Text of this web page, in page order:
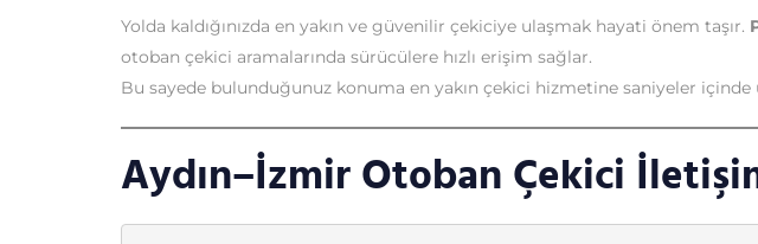
Yolda kaldığınızda en yakın ve güvenilir çekiciye ulaşmak hayati önem taşır.
otoban çekici aramalarında sürücülere hızlı erişim sağlar.
Bu sayede bulunduğunuz konuma en yakın çekici hizmetine saniyeler içinde
Aydın–İzmir Otoban Çekici